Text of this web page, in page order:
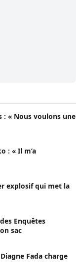
: « Nous voulons une
: « Il m’a
explosif qui met la
Enquêtes
sac
Fada charge